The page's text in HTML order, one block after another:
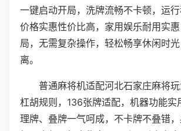
一键启动开局，洗牌流畅不卡顿，运行
价格实惠性价比高，家用娱乐耐用实
局，无需复杂操作，轻松畅享休闲时
离。
普通麻将机适配河北石家庄麻将
杠胡规则，136张牌适配，机器功能实
理牌、叠牌一气呵成，不卡牌不叠错，